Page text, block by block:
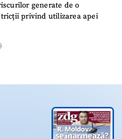
generate de o
privind utilizarea apei